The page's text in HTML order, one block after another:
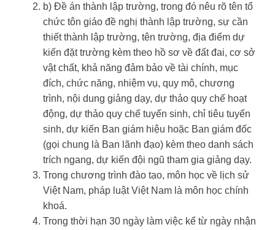
b) Đề án thành lập trường, trong đó nêu rõ tên tổ
chức tôn giáo đề nghị thành lập trường, sự cần
thiết thành lập trường, tên trường, địa điểm dự
kiến đặt trường kèm theo hồ sơ về đất đai, cơ sở
vật chất, khả năng đảm bảo về tài chính, mục
đích, chức năng, nhiệm vụ, quy mô, chương
trình, nội dung giảng dạy, dự thảo quy chế hoạt
động, dự thảo quy chế tuyển sinh, chỉ tiêu tuyển
sinh, dự kiến Ban giám hiệu hoặc Ban giám đốc
(gọi chung là Ban lãnh đạo) kèm theo danh sách
trích ngang, dự kiến đội ngũ tham gia giảng dạy.
Trong chương trình đào tạo, môn học về lịch sử
Việt Nam, pháp luật Việt Nam là môn học chính
khoá.
Trong thời hạn 30 ngày làm việc kể từ ngày nhận